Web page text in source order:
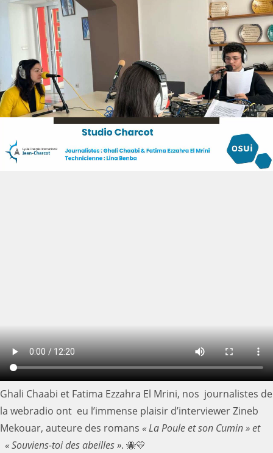
Ghali Chaabi et Fatima Ezzahra El Mrini, nos journalistes de
la webradio ont eu l’immense plaisir d’interviewer Zineb
Mekouar, auteure des romans « La Poule et son Cumin » et
« Souviens-toi des abeilles ». 🐝💛